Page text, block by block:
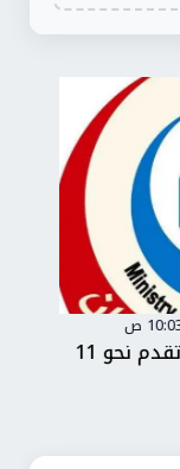
الصحة: حملة «100 يوم صحة» تقدم نحو 11